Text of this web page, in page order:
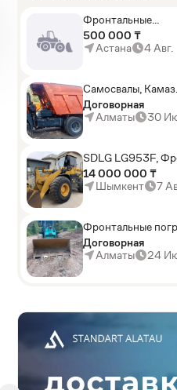
Фронтальные
погрузчики,Мини-
погрузчики,Горные
500 000 ₸
Астана
4 Авг.
Самосвалы, Камаз
АГП-29РТ (шасси
KАМАЗ-43114
Договорная
Алматы
30
SDLG LG953F,
погрузчики
14 000 000 ₸
Шымкент
7
Фронтальные
Sunward ZYJ 320
Договорная
Алматы
24